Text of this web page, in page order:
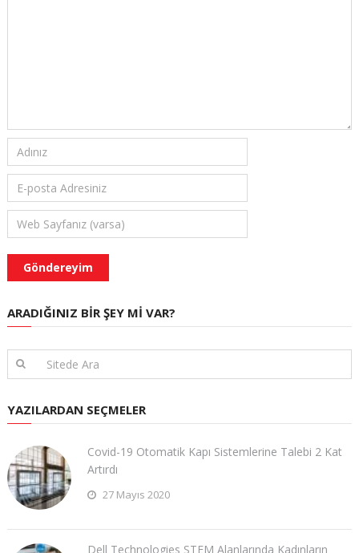
ARADIĞINIZ BIR ŞEY MI VAR?
YAZILARDAN SEÇMELER
Covid-19 Otomatik Kapı Sistemlerine Talebi 2 Kat
Artırdı
27 Mayıs 2020
Dell Technologies STEM Alanlarında Kadınların